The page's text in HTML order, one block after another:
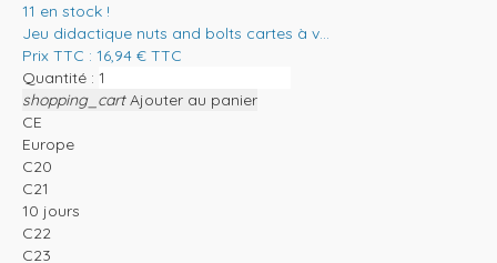
11 en stock !
Jeu didactique nuts and bolts cartes à v...
Prix TTC : 16,94 € TTC
Quantité :
shopping_cart Ajouter au panier
CE
Europe
C20
C21
10 jours
C22
C23